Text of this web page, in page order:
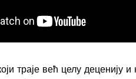
траје већ целу деценију